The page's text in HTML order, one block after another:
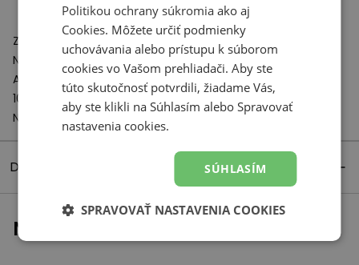
Zodpovedný subjekt:
New Balance Europe BV
A-Factorij, Pilotenstraat 35 – 45
1059 CH Amsterdam
Netherlands
Detaily produktu
Naposledy prezerané
Politikou ochrany súkromia ako aj
Cookies. Môžete určiť podmienky
uchovávania alebo prístupu k súborom
cookies vo Vašom prehliadači. Aby ste
túto skutočnosť potvrdili, žiadame Vás,
aby ste klikli na Súhlasím alebo Spravovať
nastavenia cookies.
SÚHLASÍM
SPRAVOVAŤ NASTAVENIA COOKIES